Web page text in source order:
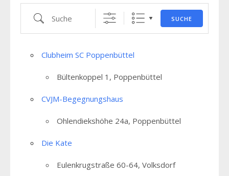
Suche SUCHE
Clubheim SC Poppenbüttel
Bültenkoppel 1, Poppenbüttel
CVJM-Begegnungshaus
Ohlendiekshöhe 24a, Poppenbüttel
Die Kate
Eulenkrugstraße 60-64, Volksdorf